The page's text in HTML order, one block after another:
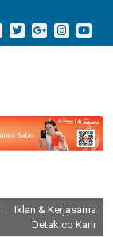
Iklan & Kerjasama
Detak.co Karir